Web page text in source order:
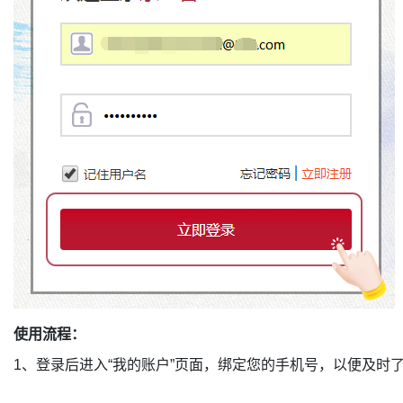
使用流程：
1、登录后进入“我的账户”页面，绑定您的手机号，以便及时